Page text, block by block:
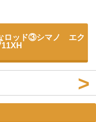
ロッド③シマノ エク